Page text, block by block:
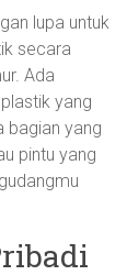
lupa untuk
secara
Ada
yang
bagian yang
pintu yang